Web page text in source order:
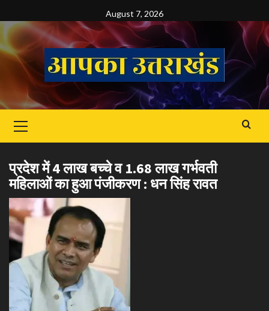
to
content
August 7, 2026
Menu
प्रदेश में 4 लाख बच्चे व 1.68 लाख गर्भवती
महिलाओं का हुआ पंजीकरण : धन सिंह रावत